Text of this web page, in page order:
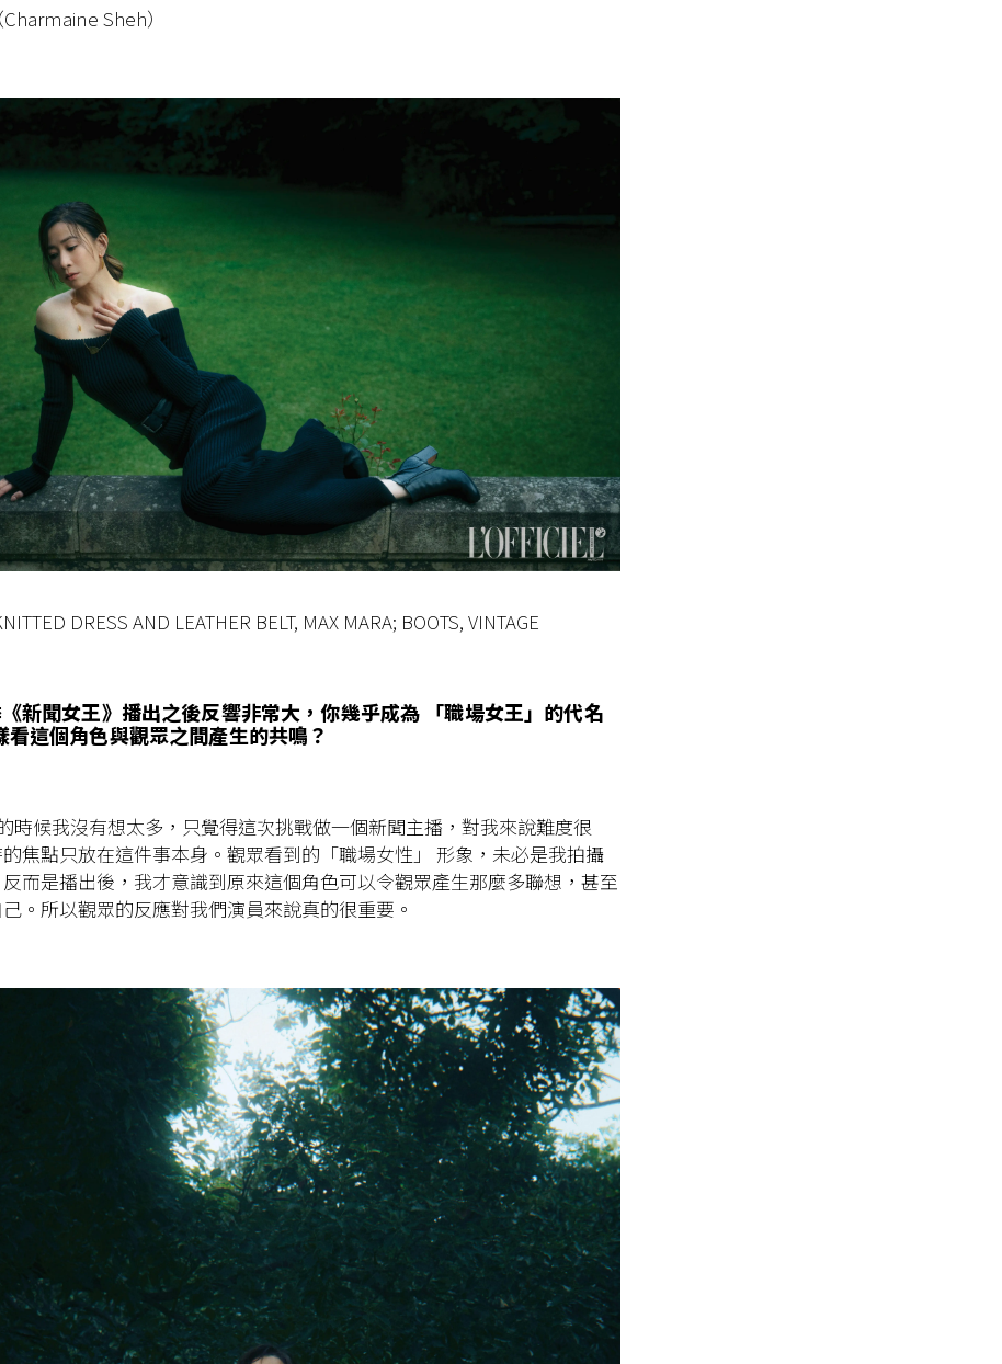
Sheh）
DRESS AND LEATHER BELT, MAX MARA; BOOTS, VINTAGE
新聞女王》播出之後反響非常大，你幾乎成為 「職場女王」的代名
看這個角色與觀眾之間產生的共鳴？
時候我沒有想太多，只覺得這次挑戰做一個新聞主播，對我來說難度很
焦點只放在這件事本身。觀眾看到的「職場女性」 形象，未必是我拍攝
而是播出後，我才意識到原來這個角色可以令觀眾產生那麼多聯想，甚至
。所以觀眾的反應對我們演員來說真的很重要。